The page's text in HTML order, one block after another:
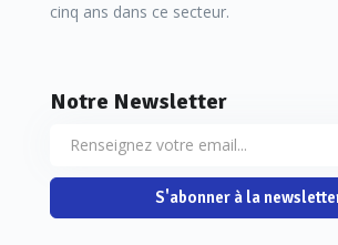
cinq ans dans ce secteur.
Notre Newsletter
S'abonner à la